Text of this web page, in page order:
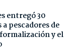
entregó 30
pescadores de
y el